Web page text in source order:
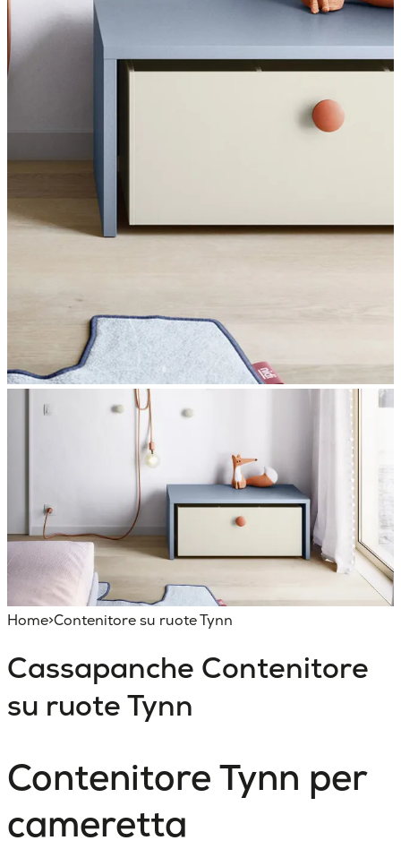
Home>Contenitore su ruote Tynn
Cassapanche Contenitore
su ruote Tynn
Contenitore Tynn per
cameretta